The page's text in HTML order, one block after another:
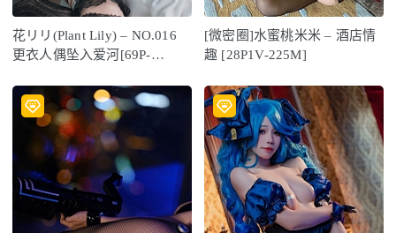
花リリ(Plant Lily) – NO.016
更衣人偶坠入爱河[69P-
[微密圈]水蜜桃米米 – 酒店情
趣 [28P1V-225M]